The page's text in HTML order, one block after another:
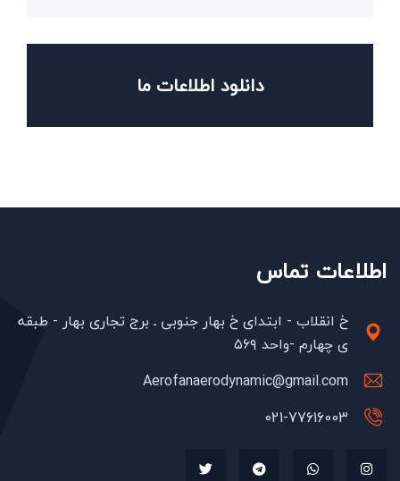
دانلود اطلاعات ما
اطلاعات تماس
خ انقلاب - ابتدای خ بهار جنوبی ـ برج تجاری بهار - طبقه
ی چهارم -واحد ۵۶۹
Aerofanaerodynamic@gmail.com
021-77616003